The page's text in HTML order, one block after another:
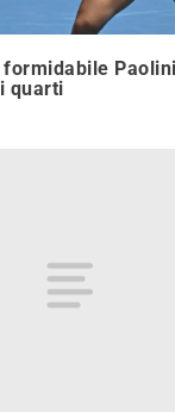
formidabile
quarti